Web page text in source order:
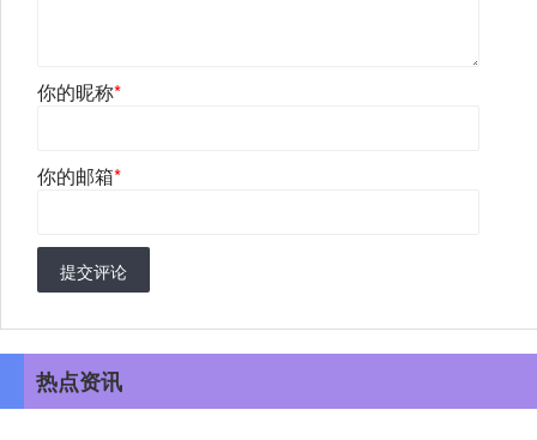
你的昵称*
你的邮箱*
提交评论
热点资讯